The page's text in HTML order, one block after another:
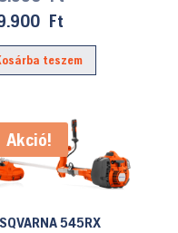
was:
178.990 Ft.
Ft
price
is:
teszem
Akció!
545RX